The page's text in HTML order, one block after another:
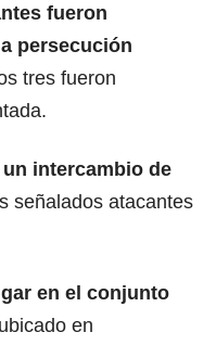
fueron
persecución
tres fueron
intercambio de
señalados atacantes
en el conjunto
en